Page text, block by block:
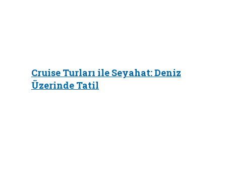
Cruise Turları ile Seyahat: Deniz
Üzerinde Tatil